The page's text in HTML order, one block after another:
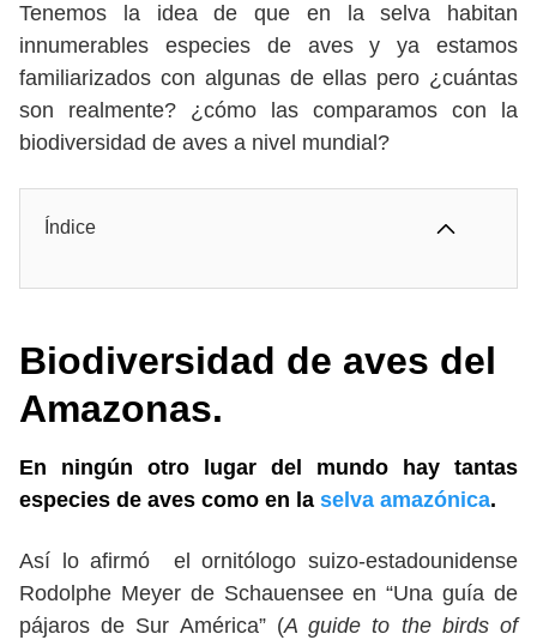
Tenemos la idea de que en la selva habitan
innumerables especies de aves y ya estamos
familiarizados con algunas de ellas pero ¿cuántas
son realmente? ¿cómo las comparamos con la
biodiversidad de aves a nivel mundial?
Índice
Biodiversidad de aves del
Amazonas.
En ningún otro lugar del mundo hay tantas
especies de aves como en la selva amazónica.
Así lo afirmó el ornitólogo suizo-estadounidense
Rodolphe Meyer de Schauensee en “Una guía de
pájaros de Sur América” (A guide to the birds of